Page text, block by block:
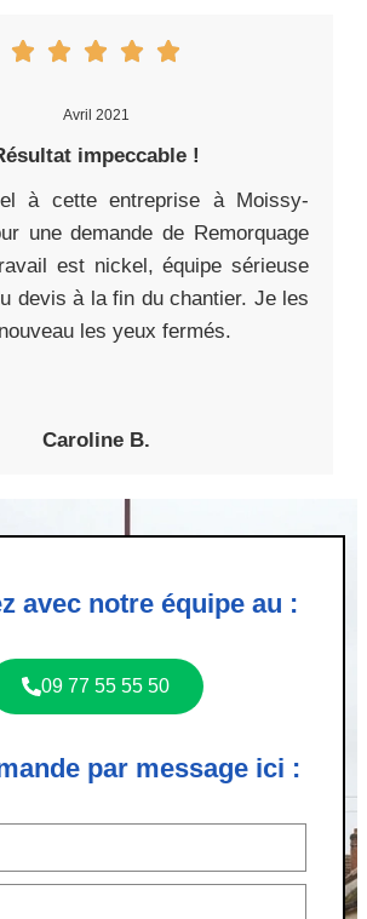
Avril 2021
impeccable !
à cette entreprise à Moissy-
une demande de Remorquage
est nickel, équipe sérieuse
devis à la fin du chantier. Je les
les yeux fermés.
Caroline B.
avec notre équipe au :
09 77 55 55 50
par message ici :